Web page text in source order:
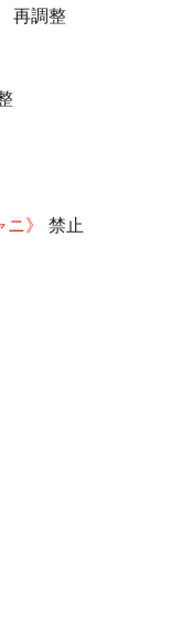
再調整
》
禁止